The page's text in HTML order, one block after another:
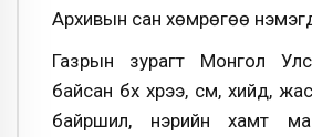
Архивын сан хөмрөгөө
Газрын зурагт Монгол
байсан бүх хүрээ, сүм, хийд,
байршил, нэрийн хамт